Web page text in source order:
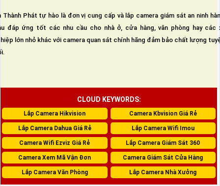
Thành Phát tự hào là đơn vị cung cấp và lắp camera giám sát an ninh
đáp ứng tốt các nhu cầu cho nhà ở, cửa hàng, văn phòng hay các
lớn nhỏ khác với camera quan sát chính hãng đảm bảo chất lượng
CLOUD KEYWORDS:
Lắp Camera Hikvision Camera Kbvision Giá Rẻ
Lắp Camera Dahua Giá Rẻ Lắp Camera Wifi Imou
Camera Wifi Ezviz Giá Rẻ Lắp Camera Giám Sát 360
Camera Xem Mã Vận Đơn Camera Giám Sát Cửa Hàng
Lắp Camera Văn Phòng Lắp Camera Nhà Xưởng